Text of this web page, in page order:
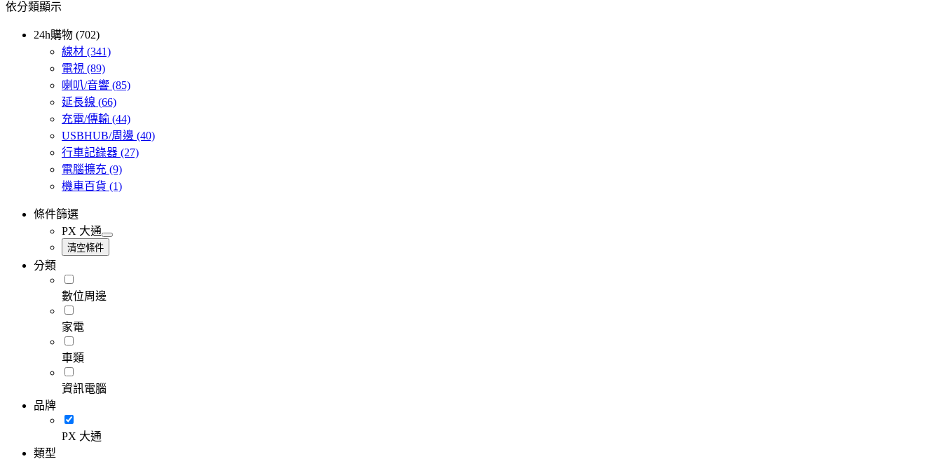
依分類顯示
24h購物 (702)
線材 (341)
電視 (89)
喇叭/音響 (85)
延長線 (66)
充電/傳輸 (44)
USBHUB/周邊 (40)
行車記錄器 (27)
電腦擴充 (9)
機車百貨 (1)
條件篩選
PX 大通
清空條件
分類
數位周邊
家電
車類
資訊電腦
品牌
PX 大通
類型